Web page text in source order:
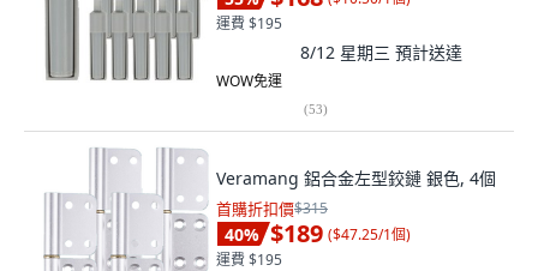
運費 $195
8/12 星期三 預計送達
WOW免運
(53)
Veramang 鋁合金左型鉸鏈 銀色, 4個
首購折扣價$315
40% $189 ($47.25/1個)
運費 $195